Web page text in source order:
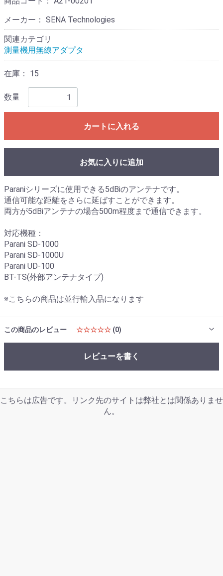
メーカー： SENA Technologies
関連カテゴリ
測量機用無線アダプタ
在庫： 15
数量
カートに入れる
お気に入りに追加
Paraniシリーズに使用できる5dBiのアンテナです。
通信可能な距離をさらに延ばすことができます。
両方が5dBiアンテナの場合500m程度まで通信できます。
対応機種：
Parani SD-1000
Parani SD-1000U
Parani UD-100
BT-TS(外部アンテナタイプ)
※こちらの商品は並行輸入品になります
この商品のレビュー ☆☆☆☆☆ (0)
レビューを書く
こちらは広告です。リンク先のサイトは弊社とは関係ありませ
ん。